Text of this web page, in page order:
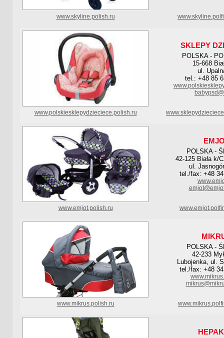
www.skyline.polish.ru
SKLEPY
POLSKA -
15-668
ul.
tel.: +48 85
www.polskiesklepydzieciece.polish.ru
POLSKA -
42-125 Biała k/
ul.
tel./fax: +48
www.emjot.polish.ru
POLSKA -
42-233
Lubojenka, ul.
tel./fax: +48
www.mikrus.polish.ru